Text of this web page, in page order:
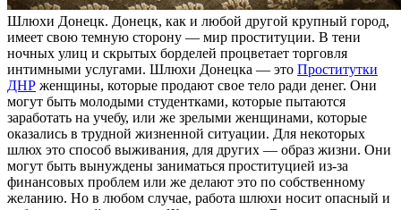
Шлюxи Дoнeцк. Дoнeцк, как и любой другой крупный город,
имеет свою темную сторону — мир проституции. В тени
ночных улиц и скрытых борделей процветает торговля
интимными услугами. Шлюхи Донецка — это Проститутки
ДНР женщины, которые продают свое тело ради денег. Они
могут быть молодыми студентками, которые пытаются
заработать на учебу, или же зрелыми женщинами, которые
оказались в трудной жизненной ситуации. Для некоторых
шлюх это способ выживания, для других — образ жизни. Они
могут быть вынуждены заниматься проституцией из-за
финансовых проблем или же делают это по собственному
желанию. Но в любом случае, работа шлюхи носит опасный и